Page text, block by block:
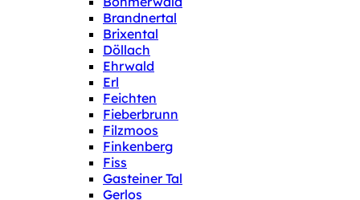
Brandnertal
Brixental
Döllach
Ehrwald
Erl
Feichten
Fieberbrunn
Filzmoos
Finkenberg
Fiss
Gasteiner Tal
Gerlos